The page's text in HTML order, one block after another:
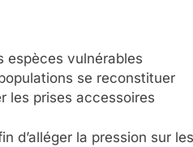
espèces vulnérables
se reconstituer
les prises accessoires
d’alléger la pression sur